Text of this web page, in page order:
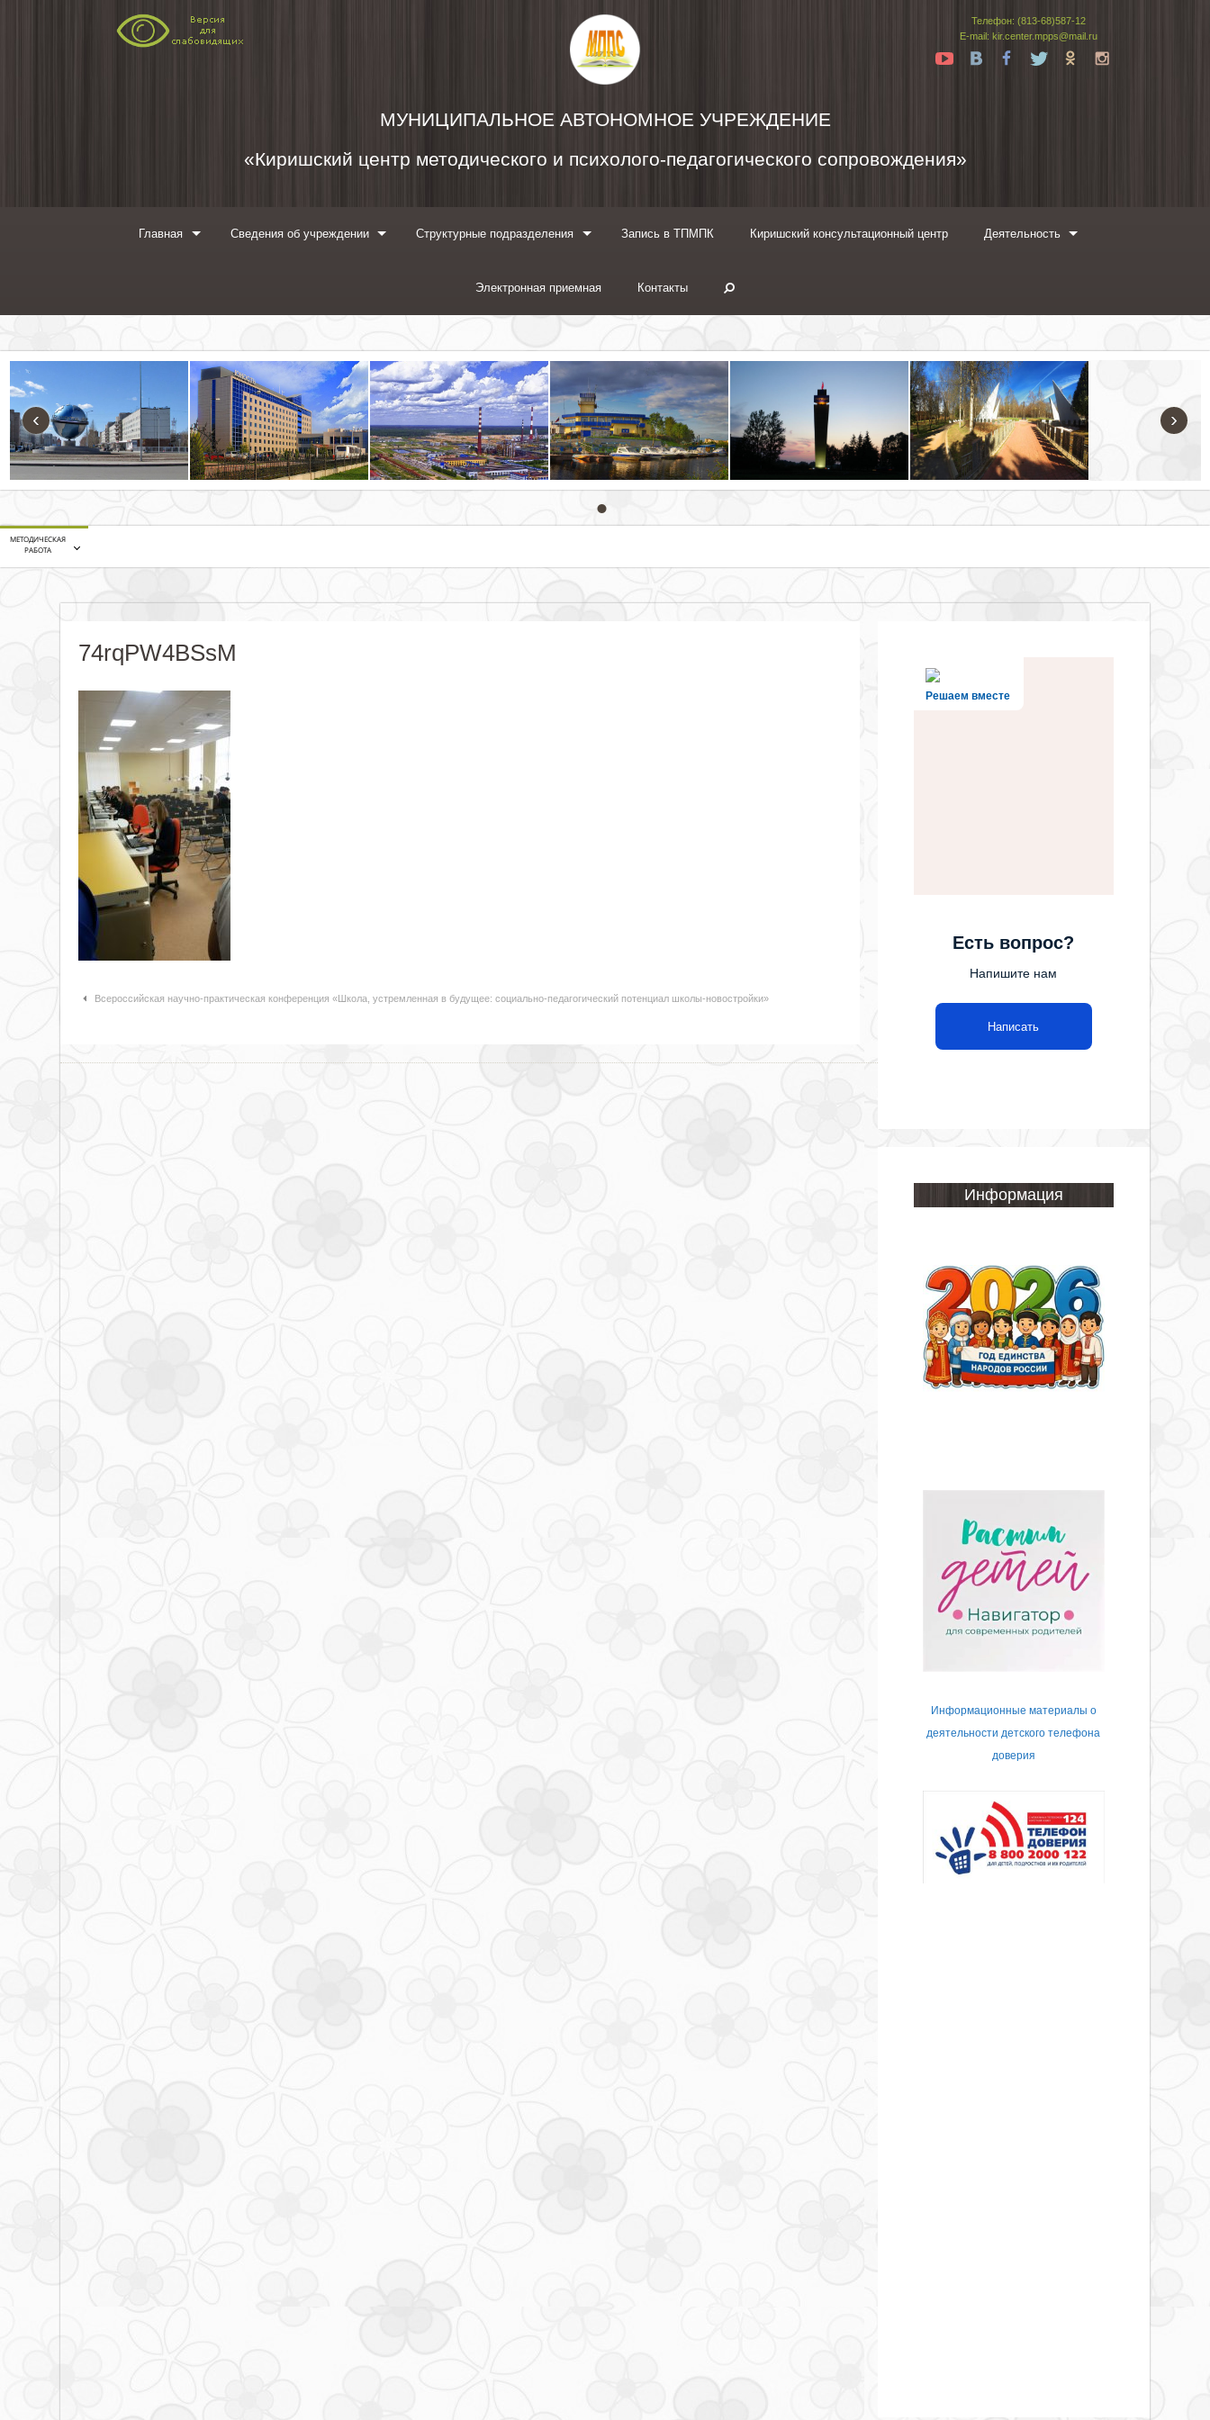
Телефон: (813-68)587-12
E-mail: kir.center.mpps@mail.ru
Yt
Tw
МУНИЦИПАЛЬНОЕ АВТОНОМНОЕ УЧРЕЖДЕНИЕ
«Киришский центр методического и психолого-педагогического сопровождения»
Главная Сведения об учреждении Структурные подразделения Запись в ТПМПК Киришский консультационный центр Деятельность
Электронная приемная Контакты
‹ ›
МЕТОДИЧЕСКАЯ
РАБОТА
74rqPW4BSsM
Навигация по статьям
Всероссийская научно-практическая конференция «Школа, устремленная в будущее: социально-педагогический потенциал школы-новостройки»
Решаем вместе
Есть вопрос?
Напишите нам
Написать
Информация
Информационные материалы о
деятельности детского телефона
доверия